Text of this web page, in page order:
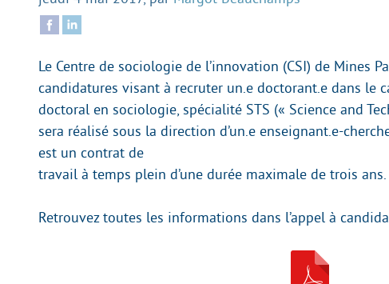
Le Centre de sociologie de l’innovation (CSI) de Mines
candidatures visant à recruter un.e doctorant.e dans le
doctoral en sociologie, spécialité STS (« Science and
sera réalisé sous la direction d’un.e enseignant.e-
est un contrat de
travail à temps plein d’une durée maximale de trois ans.
Retrouvez toutes les informations dans l’appel à